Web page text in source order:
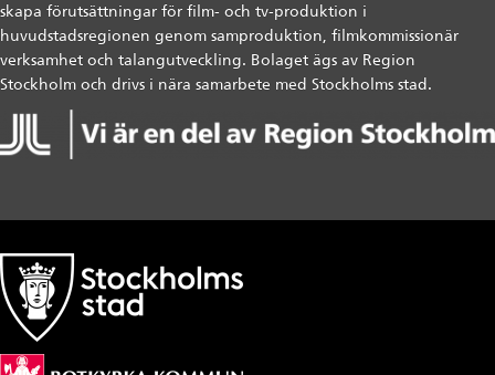
skapa förutsättningar för film- och tv-produktion i
huvudstadsregionen genom samproduktion, filmkommissionär
verksamhet och talangutveckling. Bolaget ägs av Region
Stockholm och drivs i nära samarbete med Stockholms stad.